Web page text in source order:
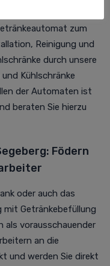
zum
Reinigung und
durch unsere
Kühlschränke
der Automaten ist
beraten Sie hierzu
Födern
oder auch das
Getränkebefüllung
als vorausschauender
an die
und werden Sie direkt